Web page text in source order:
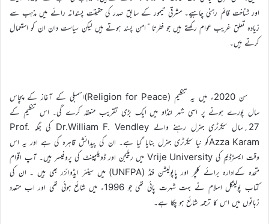
اور شناخت قائم رہنی چاہیے۔ مشرقی تیمور کے سابق صدر کی حقیقت پسندانہ رائے میں مذہب سے
زیادہ تعلق غریب عوام رکھتے ہیں جو فطرتا ًامن پسند ہوتے ہیں لیکن سیاست دان ان کو استعمال
کرتے ہیں۔
سن 2020ء میں یہ تنظیم (Religion for Peace)اسمبلی کے آغاز کے پچاس
سال پورے ہونے پر اسی شہر لنڈاو میں ایک بڑی تقریب منعقد کرے گی۔ اس تنظیم کے
27؍سال سیکرٹری جنرل رہنے والے Dr.William F. Vendley کی جگہ Prof.
Azza Karamکو نیا سیکرٹری جنرل بنایا گیا ہے۔ ان کی پیدائش قاہرہ کی ہے اور یہ اس
وقت ایمسڑڈیم کی Vrije University میں ریلیجن اور ڈویلپمینٹ کی پروفیسر ہیں۔ آپ اقوام
متحدہ کےادارہ برائے کلچر اور پاپولیشن فنڈ (UNFPA) میں سینئر ایڈوائزر بھی ہیں ۔ ان کی
کتاب پولیٹکل اسلام نے بہت شہرت پائی تھی جو 1996ء میں شائع ہوئی تھی اور اب متعدد
زبانوں میں اس کا ترجمہ شائع ہو چکا ہے۔